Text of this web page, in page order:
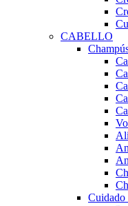
CABELLO
Cuidado